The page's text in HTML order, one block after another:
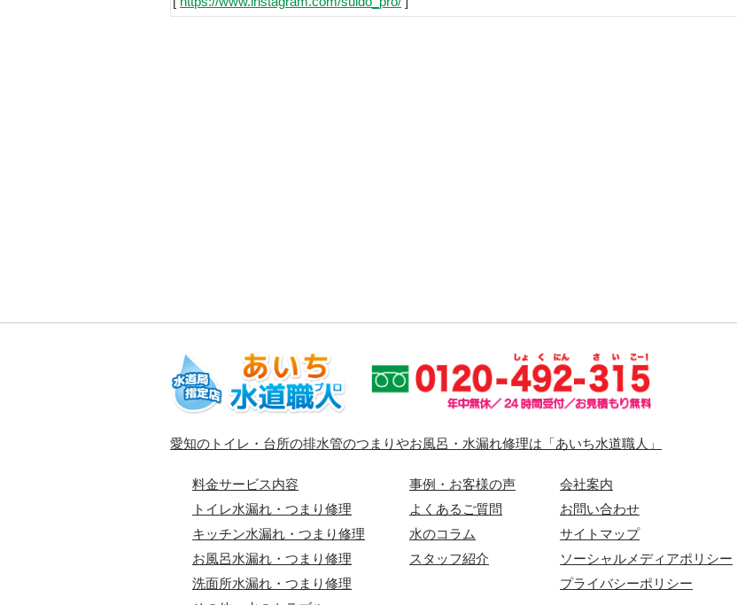
愛知のトイレ・台所の排水管のつまりやお風呂・水漏れ修理は「あいち水道職人」
料金サービス内容
トイレ水漏れ・つまり修理
キッチン水漏れ・つまり修理
お風呂水漏れ・つまり修理
洗面所水漏れ・つまり修理
事例・お客様の声
よくあるご質問
水のコラム
スタッフ紹介
会社案内
お問い合わせ
サイトマップ
ソーシャルメディアポリシー
プライバシーポリシー